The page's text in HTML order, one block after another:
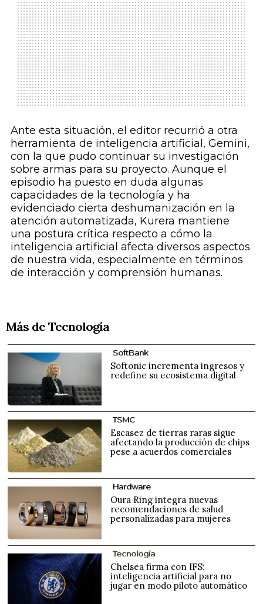
Ante esta situación, el editor recurrió a otra
herramienta de inteligencia artificial, Gemini,
con la que pudo continuar su investigación
sobre armas para su proyecto. Aunque el
episodio ha puesto en duda algunas
capacidades de la tecnología y ha
evidenciado cierta deshumanización en la
atención automatizada, Kurera mantiene
una postura crítica respecto a cómo la
inteligencia artificial afecta diversos aspectos
de nuestra vida, especialmente en términos
de interacción y comprensión humanas.
Más de Tecnología
SoftBank
Softonic incrementa ingresos y
redefine su ecosistema digital
TSMC
Escasez de tierras raras sigue
afectando la producción de chips
pese a acuerdos comerciales
Hardware
Oura Ring integra nuevas
recomendaciones de salud
personalizadas para mujeres
Tecnología
Chelsea firma con IFS:
inteligencia artificial para no
jugar en modo piloto automático